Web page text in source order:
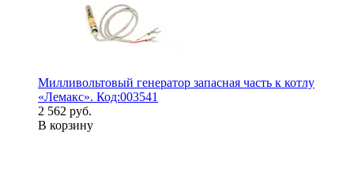
Милливольтовый генератор запасная часть к котлу
«Лемакс». Код:003541
2 562 руб.
В корзину